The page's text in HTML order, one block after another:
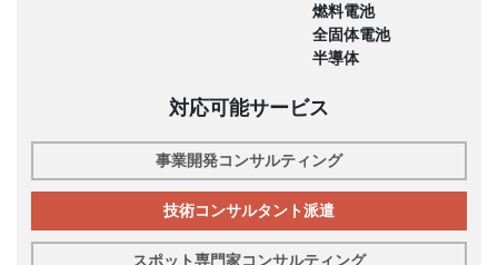
燃料電池
全固体電池
半導体
対応可能サービス
事業開発コンサルティング
技術コンサルタント派遣
スポット専門家コンサルティング